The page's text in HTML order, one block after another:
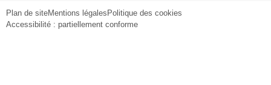
Plan de siteMentions légalesPolitique des cookies
Accessibilité : partiellement conforme